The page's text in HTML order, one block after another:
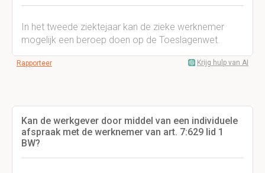
In het tweede ziektejaar kan de zieke werknemer
mogelijk een beroep doen op de Toeslagenwet.
Rapporteer Krijg hulp van AI
Kan de werkgever door middel van een individuele
afspraak met de werknemer van art. 7:629 lid 1
BW?